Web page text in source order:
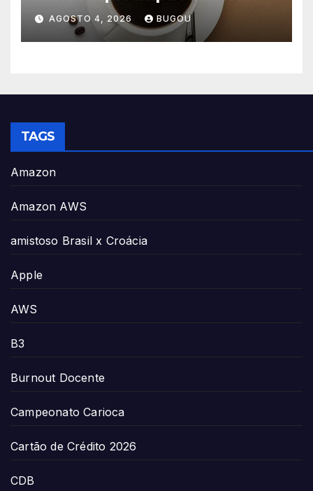
consumo
AGOSTO 4, 2026 BUGOU
TAGS
Amazon
Amazon AWS
amistoso Brasil x Croácia
Apple
AWS
B3
Burnout Docente
Campeonato Carioca
Cartão de Crédito 2026
CDB